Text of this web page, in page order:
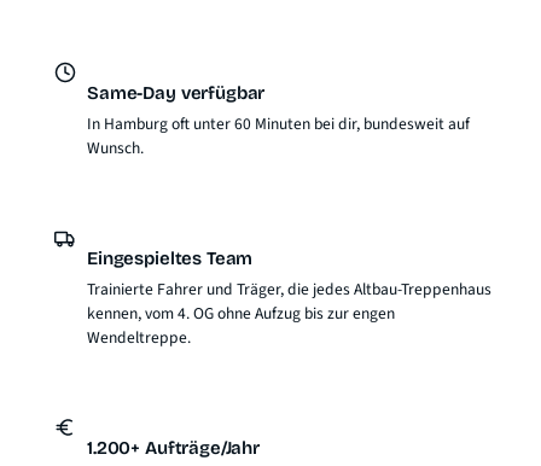
Same-Day verfügbar
In Hamburg oft unter 60 Minuten bei dir, bundesweit auf
Wunsch.
Eingespieltes Team
Trainierte Fahrer und Träger, die jedes Altbau-Treppenhaus
kennen, vom 4. OG ohne Aufzug bis zur engen
Wendeltreppe.
1.200+ Aufträge/Jahr